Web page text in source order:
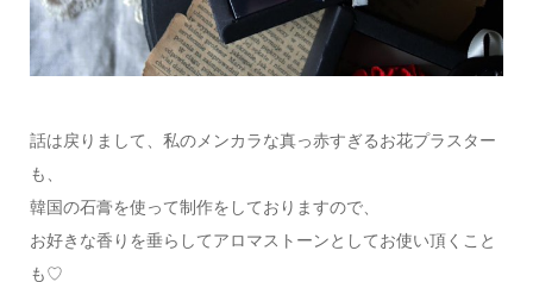
話は戻りまして、私のメンカラな真っ赤すぎるお花プラスター
も、
韓国の石膏を使って制作をしておりますので、
お好きな香りを垂らしてアロマストーンとしてお使い頂くこと
も♡